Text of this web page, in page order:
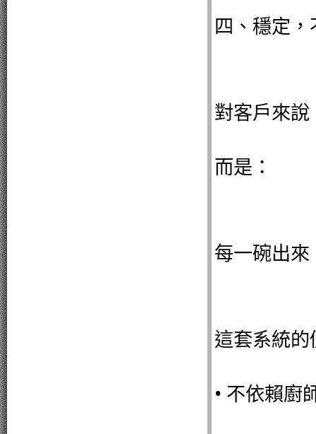
四、穩定
對客戶來
而是：
每一碗出
這套系統
• 不依賴廚